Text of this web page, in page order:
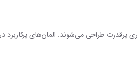
طراحی می‌شوند. المان‌های پرکاربرد